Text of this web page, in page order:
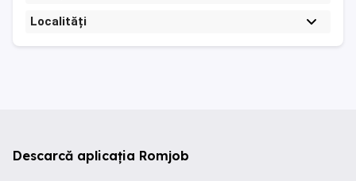
Localități
Descarcă aplicația Romjob